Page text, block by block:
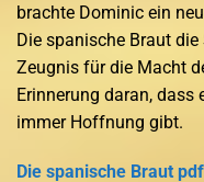
brachte Dominic ein
Die spanische Braut
Zeugnis für die Macht
Erinnerung daran, dass
immer Hoffnung gibt.
Die spanische Braut pdf